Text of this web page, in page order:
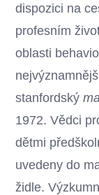
dispozici na
profesním
oblasti
stanfordský
1972. Vědci
dětmi
uvedeny do
židle.